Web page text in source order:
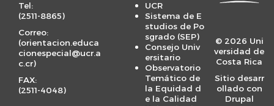
Tel:
(2511-8865)
Correo:
(orientacion.educa
cionespecial@ucr.a
c.cr)
FAX:
(2511-4048)
UCR
Sistema de E
studios de Po
sgrado (SEP)
Consejo Univ
ersitario
Observatorio
Temático de
la Equidad d
e la Calidad
© 2026 Uni
versidad de
Costa Rica
Sitio desarr
ollado con
Drupal